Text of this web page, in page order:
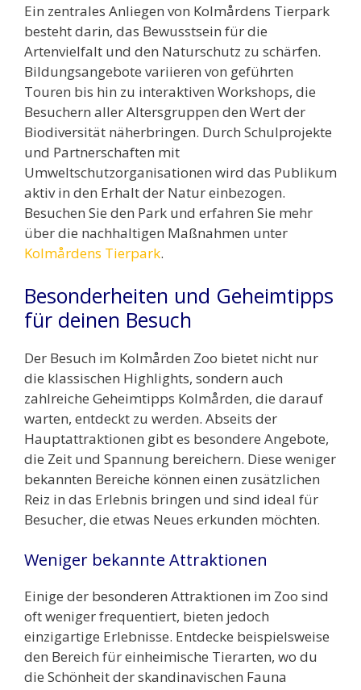
Ein zentrales Anliegen von Kolmårdens Tierpark
besteht darin, das Bewusstsein für die
Artenvielfalt und den Naturschutz zu schärfen.
Bildungsangebote variieren von geführten
Touren bis hin zu interaktiven Workshops, die
Besuchern aller Altersgruppen den Wert der
Biodiversität näherbringen. Durch Schulprojekte
und Partnerschaften mit
Umweltschutzorganisationen wird das Publikum
aktiv in den Erhalt der Natur einbezogen.
Besuchen Sie den Park und erfahren Sie mehr
über die nachhaltigen Maßnahmen unter
Kolmårdens Tierpark.
Besonderheiten und Geheimtipps
für deinen Besuch
Der Besuch im Kolmården Zoo bietet nicht nur
die klassischen Highlights, sondern auch
zahlreiche Geheimtipps Kolmården, die darauf
warten, entdeckt zu werden. Abseits der
Hauptattraktionen gibt es besondere Angebote,
die Zeit und Spannung bereichern. Diese weniger
bekannten Bereiche können einen zusätzlichen
Reiz in das Erlebnis bringen und sind ideal für
Besucher, die etwas Neues erkunden möchten.
Weniger bekannte Attraktionen
Einige der besonderen Attraktionen im Zoo sind
oft weniger frequentiert, bieten jedoch
einzigartige Erlebnisse. Entdecke beispielsweise
den Bereich für einheimische Tierarten, wo du
die Schönheit der skandinavischen Fauna